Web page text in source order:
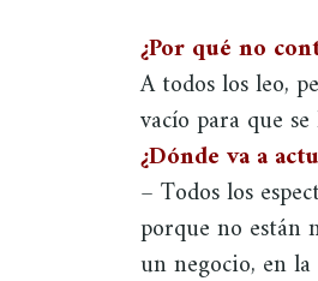
¿Por qué no
A todos los leo,
vacío para que
¿Dónde va a
– Todos los
porque no están
un negocio, en